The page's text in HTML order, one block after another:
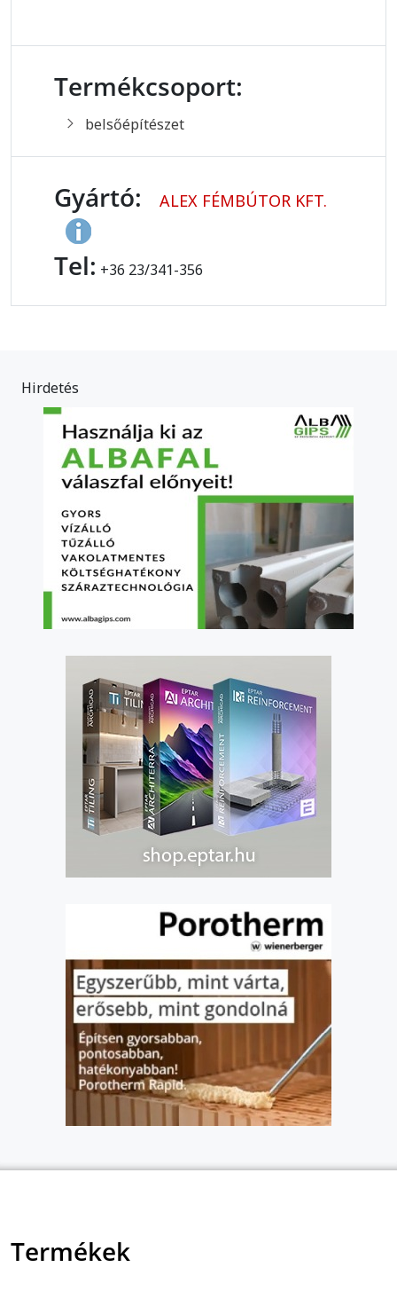
Termékcsoport:
belsőépítészet
Gyártó: ALEX FÉMBÚTOR KFT.
Tel: +36 23/341-356
Hirdetés
Termékek